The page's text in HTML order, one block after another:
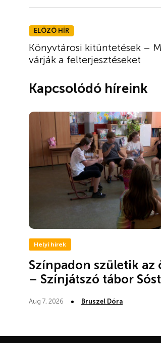
ELŐZŐ HÍR
Könyvtárosi kitüntetések –
várják a felterjesztéseket
Kapcsolódó híreink
Helyi hírek
Színpadon születik az
– Színjátszó tábor
Aug 7, 2026 Bruszel Dóra